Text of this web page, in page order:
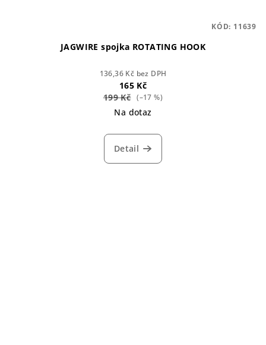
JAGWIRE spojka ROTATING HOOK
136,36 Kč bez DPH
165 Kč
199 Kč (–17 %)
Na dotaz
Detail
KÓD: 11639